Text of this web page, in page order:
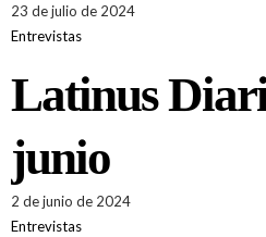
23 de julio de 2024
Entrevistas
Latinus
junio
2 de junio de 2024
Entrevistas